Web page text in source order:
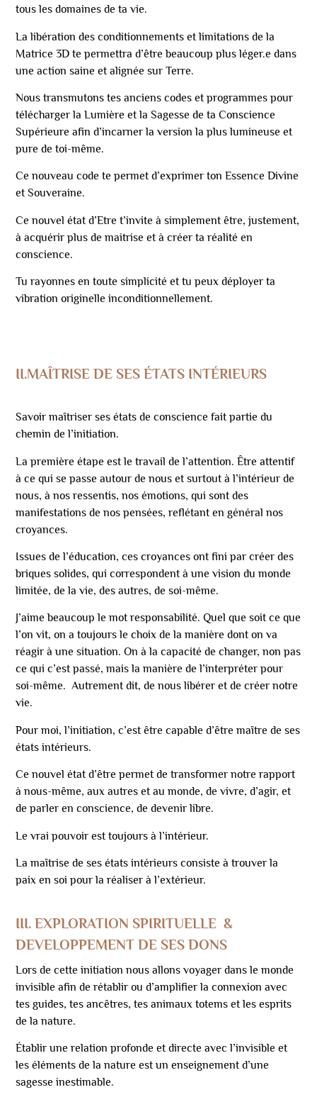
tous les domaines de ta vie.
La libération des conditionnements et limitations de la
Matrice 3D te permettra d’être beaucoup plus léger.e dans
une action saine et alignée sur Terre.
Nous transmutons tes anciens codes et programmes pour
télécharger la Lumière et la Sagesse de ta Conscience
Supérieure afin d’incarner la version la plus lumineuse et
pure de toi-même.
Ce nouveau code te permet d’exprimer ton Essence Divine
et Souveraine.
Ce nouvel état d’Etre t’invite à simplement être, justement,
à acquérir plus de maitrise et à créer ta réalité en
conscience.
Tu rayonnes en toute simplicité et tu peux déployer ta
vibration originelle inconditionnellement.
II.MAÎTRISE DE SES ÉTATS INTÉRIEURS
Savoir maîtriser ses états de conscience fait partie du
chemin de l’initiation.
La première étape est le travail de l’attention. Être attentif
à ce qui se passe autour de nous et surtout à l’intérieur de
nous, à nos ressentis, nos émotions, qui sont des
manifestations de nos pensées, reflétant en général nos
croyances.
Issues de l’éducation, ces croyances ont fini par créer des
briques solides, qui correspondent à une vision du monde
limitée, de la vie, des autres, de soi-même.
J’aime beaucoup le mot responsabilité. Quel que soit ce que
l’on vit, on a toujours le choix de la manière dont on va
réagir à une situation. On à la capacité de changer, non pas
ce qui c’est passé, mais la manière de l’interpréter pour
soi-même. Autrement dit, de nous libérer et de créer notre
vie.
Pour moi, l’initiation, c’est être capable d’être maître de ses
états intérieurs.
Ce nouvel état d’être permet de transformer notre rapport
à nous-même, aux autres et au monde, de vivre, d’agir, et
de parler en conscience, de devenir libre.
Le vrai pouvoir est toujours à l’intérieur.
La maîtrise de ses états intérieurs consiste à trouver la
paix en soi pour la réaliser à l’extérieur.
III.EXPLORATION SPIRITUELLE &
DEVELOPPEMENT DE SES DONS
Lors de cette initiation nous allons voyager dans le monde
invisible afin de rétablir ou d’amplifier la connexion avec
tes guides, tes ancêtres, tes animaux totems et les esprits
de la nature.
Établir une relation profonde et directe avec l’invisible et
les éléments de la nature est un enseignement d’une
sagesse inestimable.